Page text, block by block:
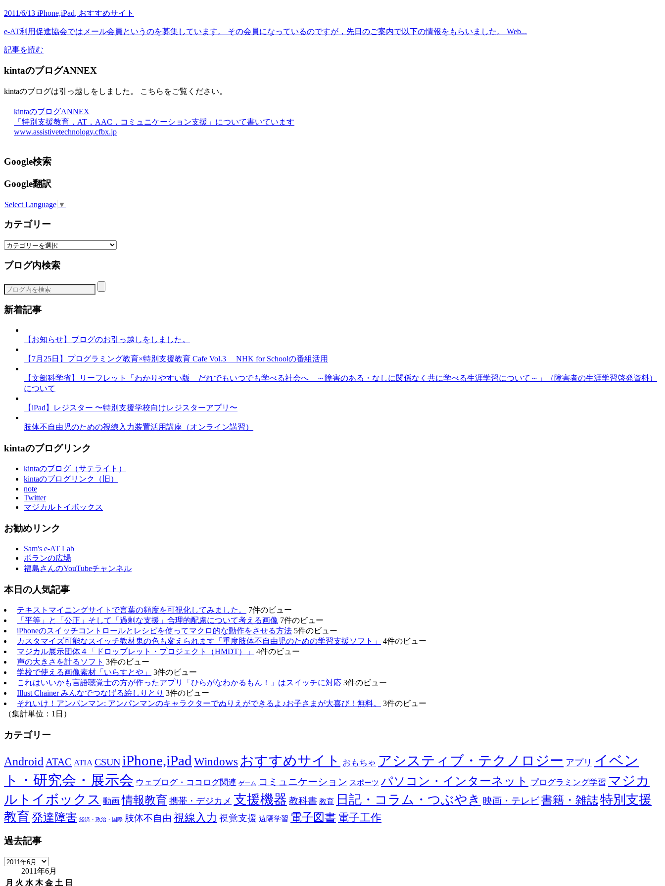
2011/6/13 iPhone,iPad, おすすめサイト
e-AT利用促進協会ではメール会員というのを募集しています。 その会員になっているのですが，先日のご案内で以下の情報をもらいました。 Web...
記事を読む
kintaのブログANNEX
kintaのブログは引っ越しをしました。 こちらをご覧ください。
kintaのブログANNEX
「特別支援教育，AT，AAC，コミュニケーション支援」について書いています
www.assistivetechnology.cfbx.jp
Google検索
Google翻訳
Select Language ▼
カテゴリー
カ
ゴ
ー
ブログ内検索
新着記事
【お知らせ】ブログのお引っ越しをしました。
【7月25日】プログラミング教育×特別支援教育 Cafe Vol.3 NHK for Schoolの番組活用
【文部科学省】リーフレット「わかりやすい版 だれでもいつでも学べる社会へ ～障害のある・なしに関係なく共に学べる生涯学習について～」（障害者の生涯学習啓発資料）
について
【iPad】レジスター 〜特別支援学校向けレジスターアプリ〜
肢体不自由児のための視線入力装置活用講座（オンライン講習）
kintaのブログリンク
kintaのブログ（サテライト）
kintaのブログリンク（旧）
note
Twitter
マジカルトイボックス
お勧めリンク
Sam's e-AT Lab
ポランの広場
福島さんのYouTubeチャンネル
本日の人気記事
テキストマイニングサイトで言葉の頻度を可視化してみました。
7件のビュー
「平等」と「公正」そして「過剰な支援」合理的配慮について考える画像 7件のビュー
iPhoneのスイッチコントロールとレシピを使ってマクロ的な動作をさせる方法 5件のビュー
カスタマイズ可能なスイッチ教材鬼の色も変えられます「重度肢体不自由児のための学習支援ソフト」
4件のビュー
マジカル展示団体４「ドロップレット・プロジェクト（HMDT）」
4件のビュー
声の大きさを計るソフト 3件のビュー
学校で使える画像素材「いらすとや」
3件のビュー
これはいいかも言語聴覚士の方が作ったアプリ「ひらがなわかるもん！」はスイッチに対応 3件のビュー
Illust Chainer みんなでつなげる絵しりとり 3件のビュー
それいけ！アンパンマン: アンパンマンのキャラクターでぬりえができるよ♪お子さまが大喜び！無料。
3件のビュー
（集計単位：1日）
カテゴリー
Android ATAC ATIA CSUN iPhone,iPad Windows おすすめサイト おもちゃ アシスティブ・テクノロジー アプリ イベン
ト・研究会・展示会 ウェブログ・ココログ関連 ゲーム コミュニケーション スポーツ パソコン・インターネット プログラミング学習 マジカ
ルトイボックス 動画 情報教育 携帯・デジカメ 支援機器 教科書 教育 日記・コラム・つぶやき 映画・テレビ書籍・雑誌特別支援
教育発達障害 経済・政治・国際 肢体不自由 視線入力 視覚支援 遠隔学習 電子図書 電子工作
過去記事
過
記
2011年6月
月 火 水 木 金 土 日